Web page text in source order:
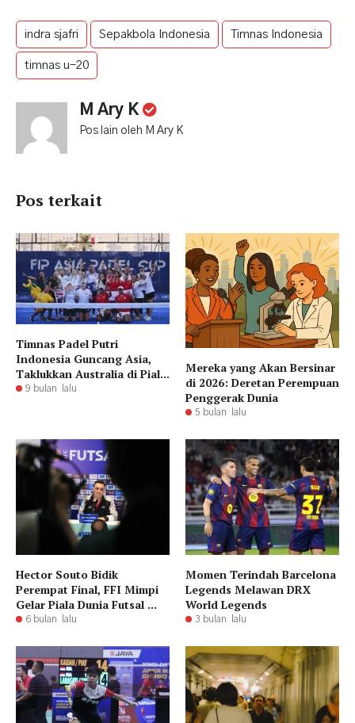
indra sjafri Sepakbola Indonesia Timnas Indonesia
timnas u-20
M Ary K
Pos lain oleh M Ary K
Pos terkait
Timnas Padel Putri
Indonesia Guncang Asia,
Taklukkan Australia di Pial...
9 bulan lalu
Mereka yang Akan Bersinar
di 2026: Deretan Perempuan
Penggerak Dunia
5 bulan lalu
Hector Souto Bidik
Perempat Final, FFI Mimpi
Gelar Piala Dunia Futsal ...
6 bulan lalu
Momen Terindah Barcelona
Legends Melawan DRX
World Legends
3 bulan lalu